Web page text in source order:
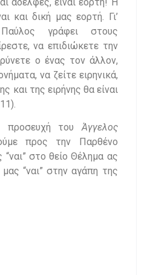
και δική μας εορτή. Γι’
γράφει στους
να επιδιώκετε την
ο ένας τον άλλον,
να ζείτε ειρηνικά,
και της ειρήνης θα είναι
του Άγγελος
προς την Παρθένο
στο θείο Θέλημα ας
μας “ναι” στην αγάπη της